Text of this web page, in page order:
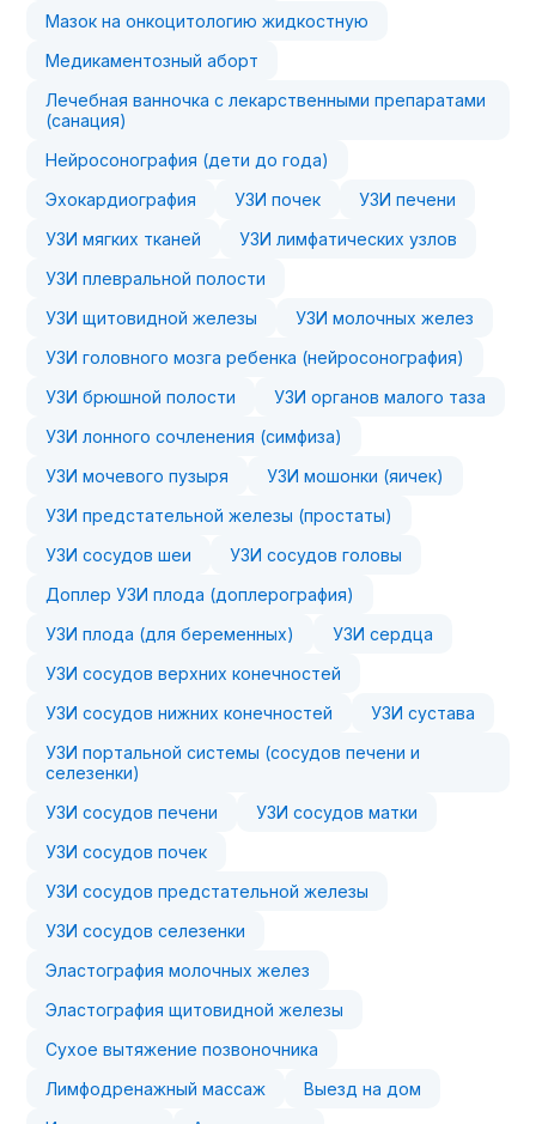
Мазок на онкоцитологию жидкостную
Медикаментозный аборт
Лечебная ванночка с лекарственными препаратами
(санация)
Нейросонография (дети до года)
Эхокардиография
УЗИ почек
УЗИ печени
УЗИ мягких тканей
УЗИ лимфатических узлов
УЗИ плевральной полости
УЗИ щитовидной железы
УЗИ молочных желез
УЗИ головного мозга ребенка (нейросонография)
УЗИ брюшной полости
УЗИ органов малого таза
УЗИ лонного сочленения (симфиза)
УЗИ мочевого пузыря
УЗИ мошонки (яичек)
УЗИ предстательной железы (простаты)
УЗИ сосудов шеи
УЗИ сосудов головы
Доплер УЗИ плода (доплерография)
УЗИ плода (для беременных)
УЗИ сердца
УЗИ сосудов верхних конечностей
УЗИ сосудов нижних конечностей
УЗИ сустава
УЗИ портальной системы (сосудов печени и
селезенки)
УЗИ сосудов печени
УЗИ сосудов матки
УЗИ сосудов почек
УЗИ сосудов предстательной железы
УЗИ сосудов селезенки
Эластография молочных желез
Эластография щитовидной железы
Сухое вытяжение позвоночника
Лимфодренажный массаж
Выезд на дом